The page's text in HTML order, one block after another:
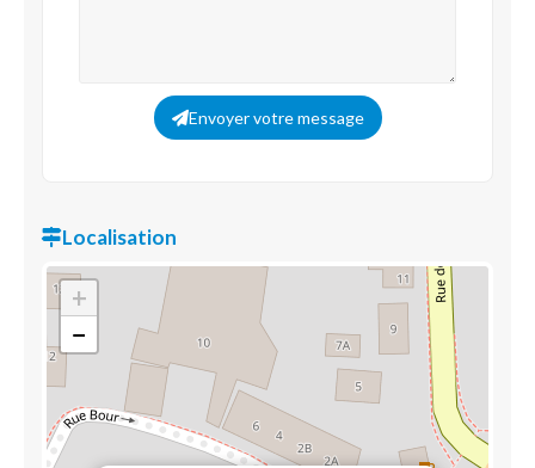
Envoyer votre message
Localisation
+
−